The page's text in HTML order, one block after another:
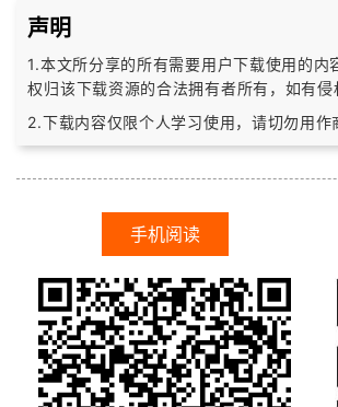
声明
1.本文所分享的所有需要用户下载使用的
权归该下载资源的合法拥有者所有， 如有侵
2.下载内容仅限个人学习使用，请切勿用
手机阅读